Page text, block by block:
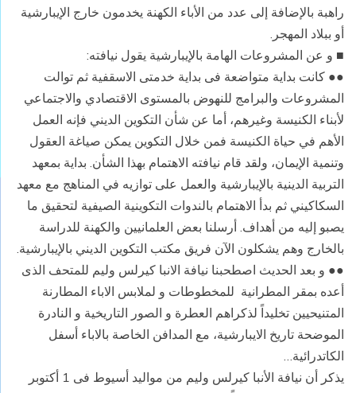
راهبة بالإضافة إلى عدد من الأباء الكهنة يخدمون خارج الإيبارشية
أو ببلاد المهجر.
■ و عن المشروعات الهامة بالإيبارشية يقول نيافته:
●● كانت بداية متواضعة فى بداية خدمتى الاسقفية ثم توالت
المشروعات والبرامج للنهوض بالمستوى الاقتصادي والاجتماعي
لأبناء الكنيسة وغيرهم، أما عن شأن التكوين الديني فإنه العمل
الأهم في حياة الكنيسة فمن خلال التكوين يمكن صياغة العقول
وتنمية الإيمان، ولقد قام نيافته الاهتمام بهذا الشأن. بداية بمعهد
التربية الدينية بالإيبارشية والعمل على توازيه في المناهج مع معهد
السكاكيني ثم بدأ الاهتمام بالندوات التكوينية الصيفية لتحقيق ما
يصبو إليه من أهداف. أرسلنا بعض العلمانيين والكهنة للدراسة
بالخارج وهم يشكلون الآن فريق مكتب التكوين الديني بالإيبارشية.
●● و بعد الحديث اصطحبنا نيافة الانبا كيرلس وليم للمتحف الذى
أعده بمقر المطرانية للمخطوطات و لملابس الاباء المطارنة
المتنيحيين تخليداً لذكراهم العطرة و الصور التاريخية و النادرة
الموضحة تاريخ الايبارشية، مع المدافن الخاصة بالاباء أسفل
الكاتدرائية…
يذكر أن نيافة الأنبا كيرلس وليم من مواليد أسيوط فى 1 أكتوبر